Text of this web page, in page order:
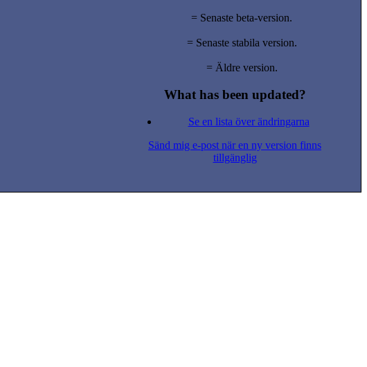
= Senaste beta-version.
= Senaste stabila version.
= Äldre version.
What has been updated?
Se en lista över ändringarna
Sänd mig e-post när en ny version finns
tillgänglig